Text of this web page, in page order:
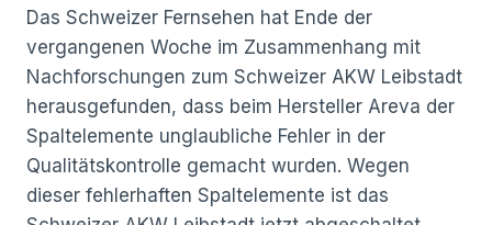
Das Schweizer Fernsehen hat Ende der
vergangenen Woche im Zusammenhang mit
Nachforschungen zum Schweizer AKW Leibstadt
herausgefunden, dass beim Hersteller Areva der
Spaltelemente unglaubliche Fehler in der
Qualitätskontrolle gemacht wurden. Wegen
dieser fehlerhaften Spaltelemente ist das